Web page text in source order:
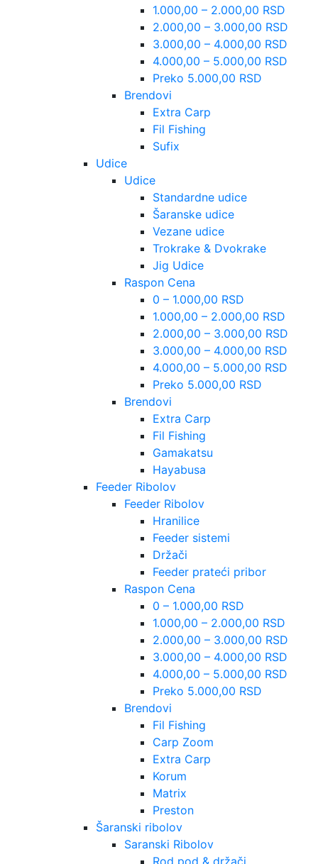
1.000,00 – 2.000,00 RSD
2.000,00 – 3.000,00 RSD
3.000,00 – 4.000,00 RSD
4.000,00 – 5.000,00 RSD
Preko 5.000,00 RSD
Brendovi
Extra Carp
Fil Fishing
Sufix
Udice
Udice
Standardne udice
Šaranske udice
Vezane udice
Trokrake & Dvokrake
Jig Udice
Raspon Cena
0 – 1.000,00 RSD
1.000,00 – 2.000,00 RSD
2.000,00 – 3.000,00 RSD
3.000,00 – 4.000,00 RSD
4.000,00 – 5.000,00 RSD
Preko 5.000,00 RSD
Brendovi
Extra Carp
Fil Fishing
Gamakatsu
Hayabusa
Feeder Ribolov
Feeder Ribolov
Hranilice
Feeder sistemi
Držači
Feeder prateći pribor
Raspon Cena
0 – 1.000,00 RSD
1.000,00 – 2.000,00 RSD
2.000,00 – 3.000,00 RSD
3.000,00 – 4.000,00 RSD
4.000,00 – 5.000,00 RSD
Preko 5.000,00 RSD
Brendovi
Fil Fishing
Carp Zoom
Extra Carp
Korum
Matrix
Preston
Šaranski ribolov
Saranski Ribolov